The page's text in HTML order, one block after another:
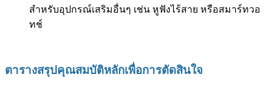
สำหรับอุปกรณ์เสริมอื่นๆ เช่น หูฟังไร้สาย หรือสมาร์ทวอ
ทช์
ตารางสรุปคุณสมบัติหลักเพื่อการตัดสินใจ